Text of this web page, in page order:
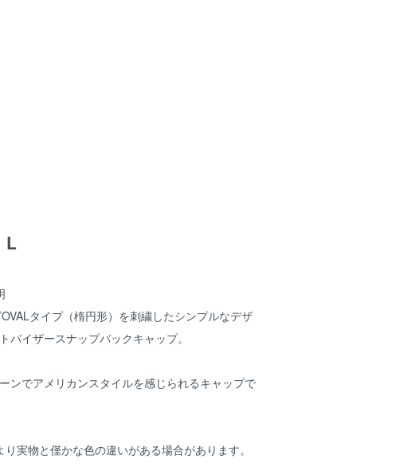
タイプ（楕円形）を刺繍したシンプルなデザ
バイザースナップバックキャップ。
ンでアメリカンスタイルを感じられるキャップで
実物と僅かな色の違いがある場合があります。